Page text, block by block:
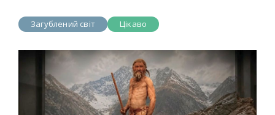
Загублений світ Цікаво